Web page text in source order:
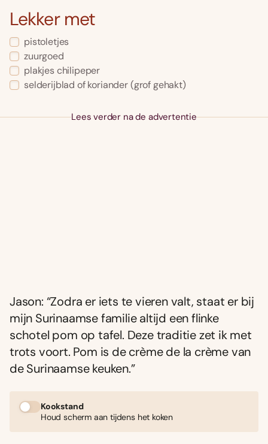
Lekker met
pistoletjes
zuurgoed
plakjes chilipeper
selderijblad of koriander (grof gehakt)
Lees verder na de advertentie
Jason: “Zodra er iets te vieren valt, staat er bij
mijn Surinaamse familie altijd een flinke
schotel pom op tafel. Deze traditie zet ik met
trots voort. Pom is de crème de la crème van
de Surinaamse keuken.”
Kookstand
Houd scherm aan tijdens het koken